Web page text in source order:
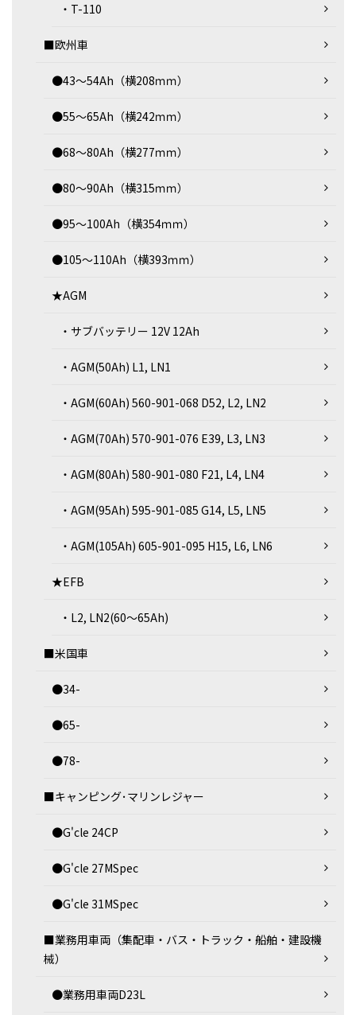
・T-110
■欧州車
●43～54Ah（横208ｍｍ）
●55～65Ah（横242ｍｍ）
●68～80Ah（横277ｍｍ）
●80～90Ah（横315ｍｍ）
●95～100Ah（横354ｍｍ）
●105～110Ah（横393ｍｍ）
★AGM
・サブバッテリー 12V 12Ah
・AGM(50Ah) L1, LN1
・AGM(60Ah) 560-901-068 D52, L2, LN2
・AGM(70Ah) 570-901-076 E39, L3, LN3
・AGM(80Ah) 580-901-080 F21, L4, LN4
・AGM(95Ah) 595-901-085 G14, L5, LN5
・AGM(105Ah) 605-901-095 H15, L6, LN6
★EFB
・L2, LN2(60～65Ah)
■米国車
●34-
●65-
●78-
■キャンピング･マリンレジャー
●G'cle 24CP
●G'cle 27MSpec
●G'cle 31MSpec
■業務用車両（集配車・バス・トラック・船舶・建設機
械）
●業務用車両D23L